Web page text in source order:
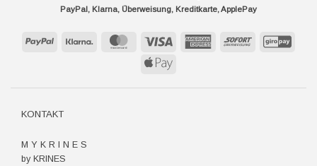
PayPal, Klarna, Überweisung, Kreditkarte, ApplePay
PayPal Klarna MasterCard Visa
AmericanSofort
Apple
KONTAKT
M Y K R I N E S
by KRINES